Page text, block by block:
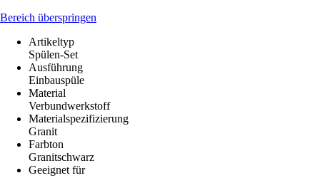
Bereich überspringen
Artikeltyp
Spülen-Set
Ausführung
Einbauspüle
Material
Verbundwerkstoff
Materialspezifizierung
Granit
Farbton
Granitschwarz
Geeignet für